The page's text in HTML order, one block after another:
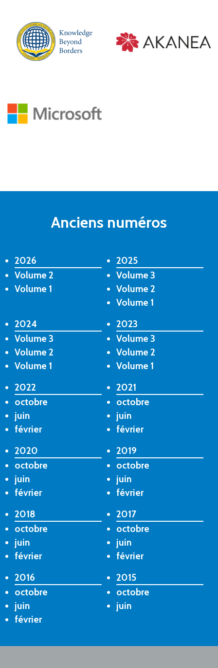
Anciens numéros
2026
Volume 2
Volume 1
2025
Volume 3
Volume 2
Volume 1
2024
Volume 3
Volume 2
Volume 1
2023
Volume 3
Volume 2
Volume 1
2022
octobre
juin
février
2021
octobre
juin
février
2020
octobre
juin
février
2019
octobre
juin
février
2018
octobre
juin
février
2017
octobre
juin
février
2016
octobre
juin
février
2015
octobre
juin